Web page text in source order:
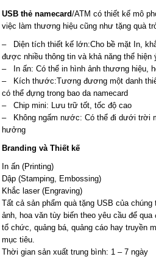
USB thẻ namecard/ATM có thiết kế mô
việc làm thương hiệu cũng như tặng quà
– Diện tích thiết kế lớn:Cho bề mặt In,
được nhiều thông tin và khả năng thể hiện
– In ấn: Có thể in hình ảnh thương hiệu,
– Kích thước:Tương đương một danh
có thể đựng trong bao da namecard
– Chip mini: Lưu trữ tốt, tốc độ cao
– Không ngấm nước: Có thể đi dưới trời
hưởng
Branding và Thiết kế
In ấn (Printing)
Dập (Stamping, Embossing)
Khắc laser (Engraving)
Tất cả sản phẩm quà tặng USB của
ảnh, hoa văn tùy biến theo yêu cầu để
tổ chức, quảng bá, quảng cáo hay truyền
mục tiêu.
Thời gian sản xuất trung bình: 1 – 7 ngày